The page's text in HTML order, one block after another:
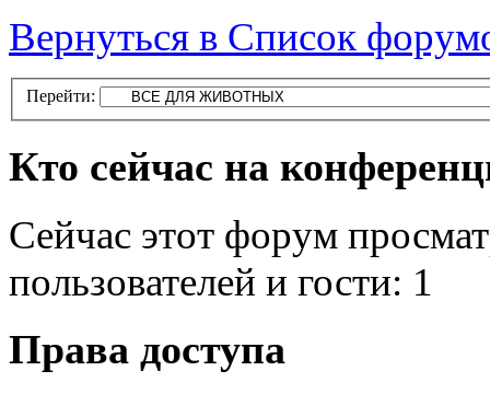
Вернуться в Список
Перейти:
Кто сейчас на
Сейчас этот форум
пользователей и гости: 1
Права доступа